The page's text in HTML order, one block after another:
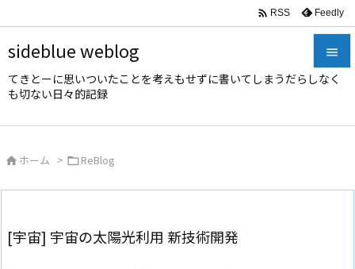
sideblue weblog
てきとーに思いついたことを考えもせずに書いてしまうだらしなく
も切ない日々的記録



 RSS Feedly
 ホーム > ReBlog
[宇宙] 宇宙の太陽光利用 新技術開発